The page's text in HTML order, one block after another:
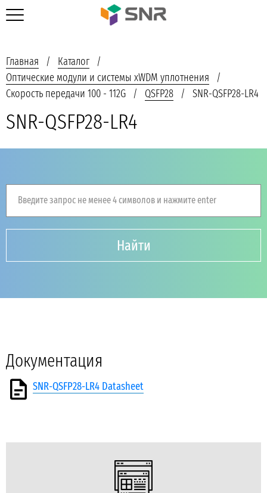
Главная
Каталог
Оптические модули и системы xWDM уплотнения
Скорость передачи 100 - 112G
QSFP28 SNR-QSFP28-LR4
SNR-QSFP28-LR4
Введите запрос не менее 4 символов и нажмите enter
Найти
Документация
SNR-QSFP28-LR4 Datasheet